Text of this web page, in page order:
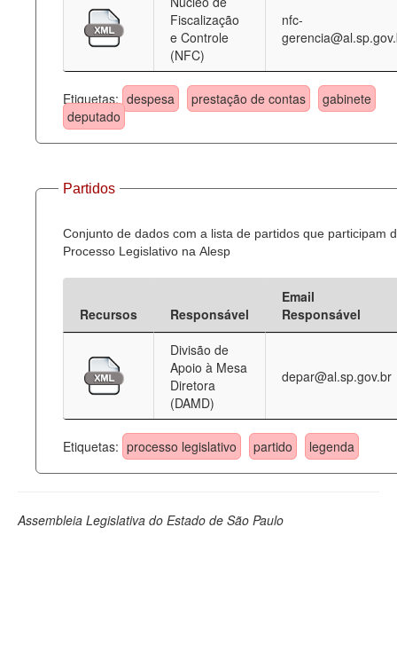
Fiscalização
e Controle
(NFC)
nfc-
Etiquetas: despesa prestação de contas
gabinete
deputado
Partidos
Conjunto de dados com a lista de partidos que participam
Processo Legislativo na Alesp
Recursos Responsável
Email
Responsável
Divisão de
Apoio à Mesa
Diretora
(DAMD)
depar@al.sp.gov.br
Etiquetas: processo legislativo partido legenda
Assembleia Legislativa do Estado de São Paulo